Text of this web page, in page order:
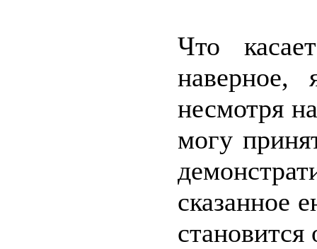
Что
наверное,
несмотря
могу
сказанное
становится